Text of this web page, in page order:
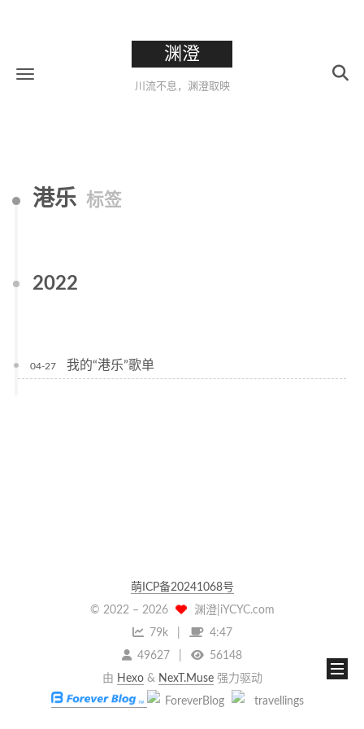
渊澄
川流不息，渊澄取映
港乐 标签
2022
04-27 我的“港乐”歌单
萌ICP备20241068号
© 2022 – 2026
渊澄|iYCYC.com
79k
4:47
49627
56148
由 Hexo& NexT.Muse强力驱动